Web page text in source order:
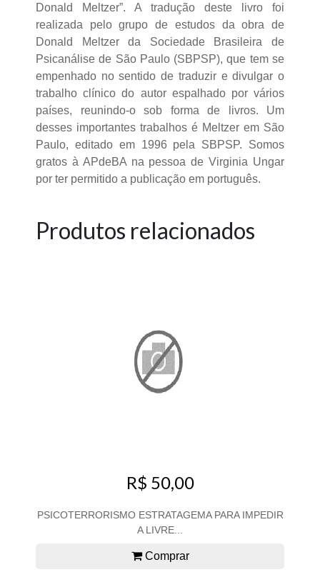
Donald Meltzer”. A tradução deste livro foi
realizada pelo grupo de estudos da obra de
Donald Meltzer da Sociedade Brasileira de
Psicanálise de São Paulo (SBPSP), que tem se
empenhado no sentido de traduzir e divulgar o
trabalho clínico do autor espalhado por vários
países, reunindo-o sob forma de livros. Um
desses importantes trabalhos é Meltzer em São
Paulo, editado em 1996 pela SBPSP. Somos
gratos à APdeBA na pessoa de Virginia Ungar
por ter permitido a publicação em português.
Produtos relacionados
R$ 50,00
PSICOTERRORISMO ESTRATAGEMA PARA IMPEDIR
A LIVRE...
Comprar